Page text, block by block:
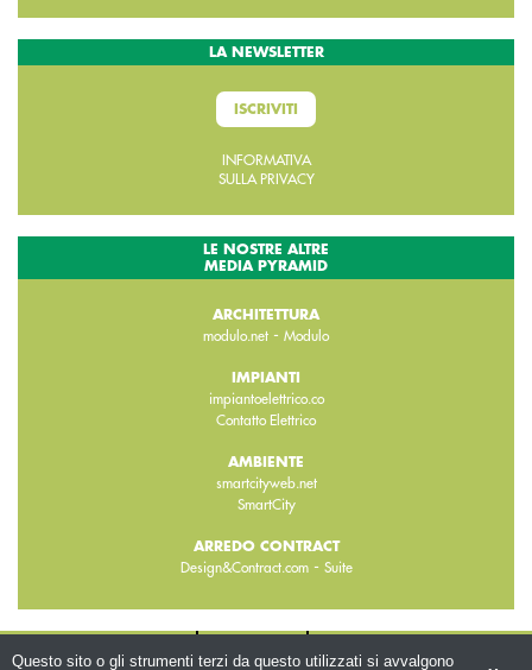
LA NEWSLETTER
ISCRIVITI
INFORMATIVA
SULLA PRIVACY
LE NOSTRE ALTRE
MEDIA PYRAMID
ARCHITETTURA
modulo.net - Modulo
IMPIANTI
impiantoelettrico.co
Contatto Elettrico
AMBIENTE
smartcityweb.net
SmartCity
ARREDO CONTRACT
Design&Contract.com- Suite
Questo sito o gli strumenti terzi da questo utilizzati si avvalgono